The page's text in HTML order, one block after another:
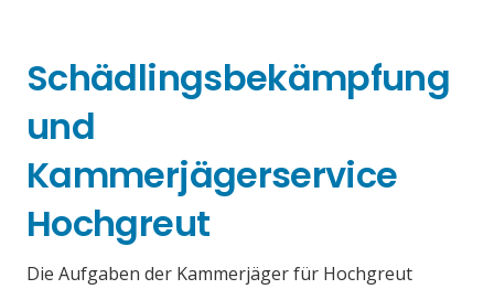
Schädlingsbekämpfung
und
Kammerjägerservice
Hochgreut
Die Aufgaben der Kammerjäger für Hochgreut